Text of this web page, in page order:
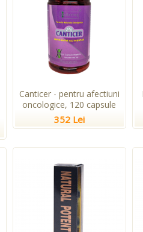
Canticer - pentru afectiuni
oncologice, 120 capsule
352 Lei